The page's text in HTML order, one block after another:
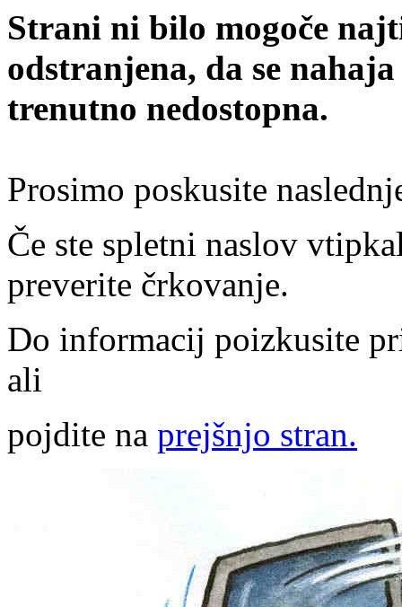
Strani ni bilo mogoče
odstranjena, da se
trenutno nedostopna.
Prosimo poskusite
Če ste spletni naslov
preverite črkovanje.
Do informacij poizkusite
ali
pojdite na prejšnjo stran.